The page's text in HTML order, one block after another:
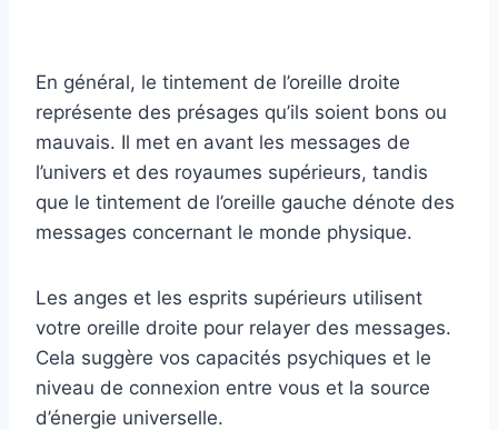
En général, le tintement de l’oreille droite
représente des présages qu’ils soient bons ou
mauvais. Il met en avant les messages de
l’univers et des royaumes supérieurs, tandis
que le tintement de l’oreille gauche dénote des
messages concernant le monde physique.
Les anges et les esprits supérieurs utilisent
votre oreille droite pour relayer des messages.
Cela suggère vos capacités psychiques et le
niveau de connexion entre vous et la source
d’énergie universelle.